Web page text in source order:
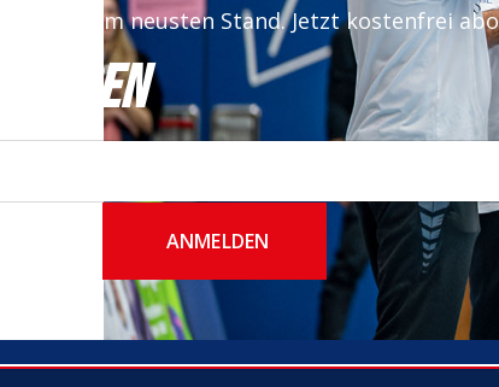
auf dem neusten Stand. Jetzt kostenfrei
ANMELDEN